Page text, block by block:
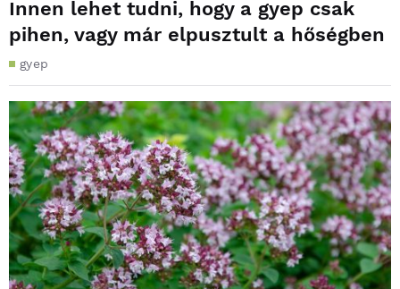
Innen lehet tudni, hogy a gyep csak
pihen, vagy már elpusztult a hőségben
gyep